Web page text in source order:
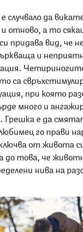
е случвало да
отново, а то
придава вид, че
и
са
при която
много и
е да
го прави
от живота
до това, че
нива на